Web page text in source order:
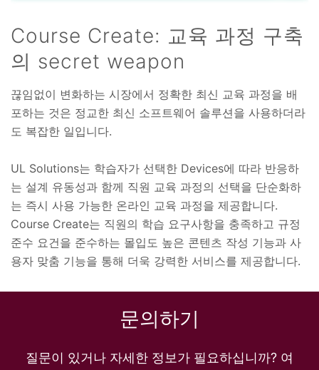
Course Create: 교육 과정 구축
의 secret weapon
끊임없이 변화하는 시장에서 정확한 최신 교육 과정을 배
포하는 것은 정교한 최신 소프트웨어 솔루션을 사용하더라
도 복잡한 일입니다.
UL Solutions는 학습자가 선택한 Devices에 따라 반응하
는 설계 유동성과 함께 직원 교육 과정의 선택을 단순화하
는 즉시 사용 가능한 온라인 교육 과정을 제공합니다.
Course Create는 직원의 학습 요구사항을 충족하고 규정
준수 요건을 준수하는 몰입도 높은 콘텐츠 작성 기능과 사
용자 맞춤 기능을 통해 더욱 강력한 서비스를 제공합니다.
문의하기
질문이 있거나 자세한 정보가 필요하십니까? 여